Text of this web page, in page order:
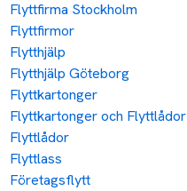
Flyttfirma Stockholm
Flyttfirmor
Flytthjälp
Flytthjälp Göteborg
Flyttkartonger
Flyttkartonger och Flyttlådor
Flyttlådor
Flyttlass
Företagsflytt